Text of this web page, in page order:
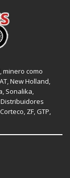
minero como
New Holland
, Sonalika,
Distribuidores
Corteco ZF GTP